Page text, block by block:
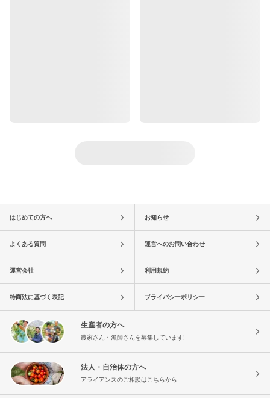
はじめての方へ お知らせ
よくある質問 運営へのお問い合わせ
運営会社 利用規約
特商法に基づく表記 プライバシーポリシー
生産者の方へ
農家さん・漁師さんを募集しています!
法人・自治体の方へ
アライアンスのご相談はこちらから